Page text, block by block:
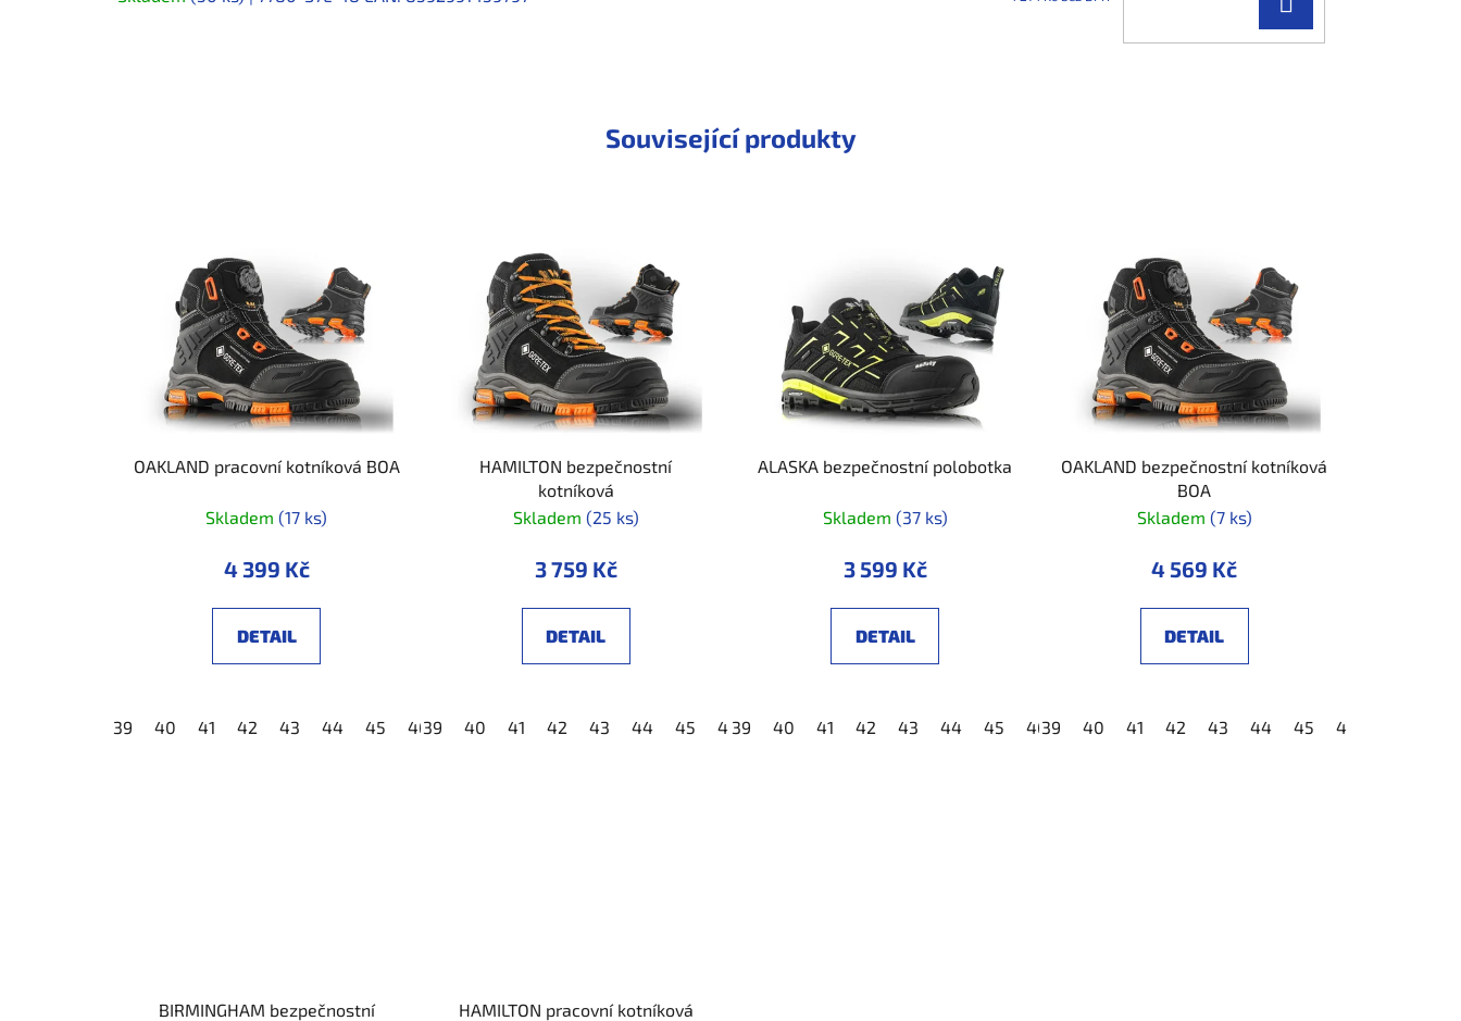
KOŠÍKU
Související produkty
OAKLAND pracovní kotníková BOA
Skladem(17 ks)
4 399 Kč
DETAIL
39 40 41 42 43 44 45 46 47 48
HAMILTON bezpečnostní
kotníková
Skladem (25 ks)
3 759 Kč
DETAIL
39 40 41 42 43 44 45 46 47 48
ALASKA bezpečnostní polobotka
Skladem (37 ks)
3 599 Kč
DETAIL
39 40 41 42 43 44 45 46 47 48
OAKLAND bezpečnostní kotníková
BOA
Skladem (7 ks)
4 569 Kč
DETAIL
39 40 41 42 43 44 45 46
BIRMINGHAM bezpečnostní
HAMILTON pracovní kotníková